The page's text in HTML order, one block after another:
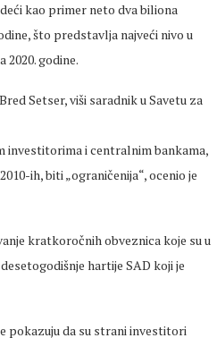
kao primer neto dva biliona
što predstavlja najveći nivo u
godine.
Setser, viši saradnik u Savetu za
investitorima i centralnim bankama,
ih, biti „ograničenija“, ocenio je
kratkoročnih obveznica koje su u
hartije SAD koji je
pokazuju da su strani investitori